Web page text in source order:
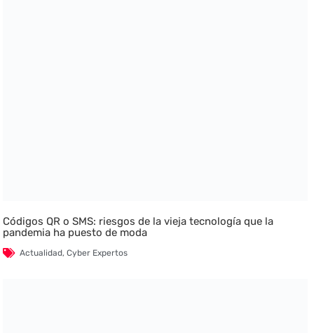
Códigos QR o SMS: riesgos de la vieja tecnología que la
pandemia ha puesto de moda
Actualidad,Cyber Expertos